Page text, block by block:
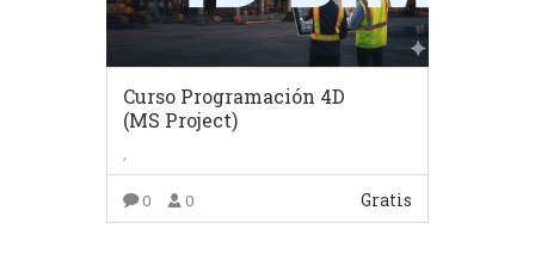
Curso Programación 4D
(MS Project)
,
0 0 Gratis